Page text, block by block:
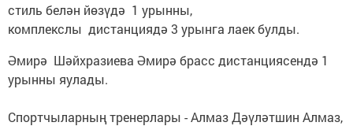
стиль белән йөзүдә 1 урынны,
комплекслы дистанциядә 3 урынга лаек булды.
Әмирә Шәйхразиева Әмирә брасс дистанциясендә 1
урынны яулады.
Спортчыларның тренерлары - Алмаз Дәүләтшин Алмаз,